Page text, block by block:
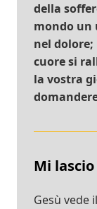
della
mondo un
nel
cuore si
la vostra
Mi
Gesù vede